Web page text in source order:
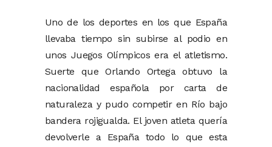
Uno de los deportes en los que España
llevaba tiempo sin subirse al podio en
unos Juegos Olímpicos era el atletismo.
Suerte que Orlando Ortega obtuvo la
nacionalidad española por carta de
naturaleza y pudo competir en Río bajo
bandera rojigualda. El joven atleta quería
devolverle a España todo lo que esta